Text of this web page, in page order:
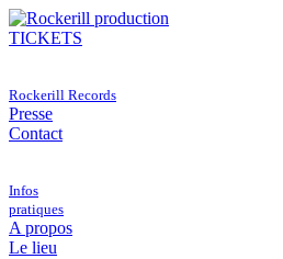
TICKETS
Rockerill Records
Presse
Contact
Infos
pratiques
A propos
Le lieu